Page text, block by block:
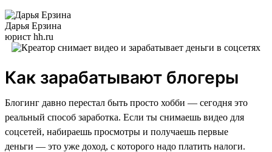
Дарья Ерзина
юрист hh.ru
Как зарабатывают блогеры
Блогинг давно перестал быть просто хобби — сегодня это
реальный способ заработка. Если ты снимаешь видео для
соцсетей, набираешь просмотры и получаешь первые
деньги — это уже доход, с которого надо платить налоги.